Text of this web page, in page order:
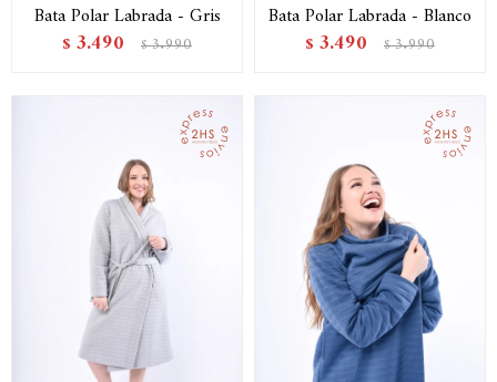
Bata Polar Labrada - Gris
$ 3.490 $3.990
Bata Polar Labrada - Blanco
$ 3.490 $3.990